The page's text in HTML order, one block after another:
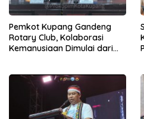
Pemkot Kupang Gandeng
Rotary Club, Kolaborasi
Kemanusiaan Dimulai dari